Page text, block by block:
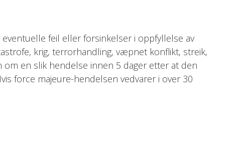
feil eller forsinkelser i oppfyllelse av
krig, terrorhandling, væpnet konflikt, streik,
en slik hendelse innen 5 dager etter at den
force majeure-hendelsen vedvarer i over 30